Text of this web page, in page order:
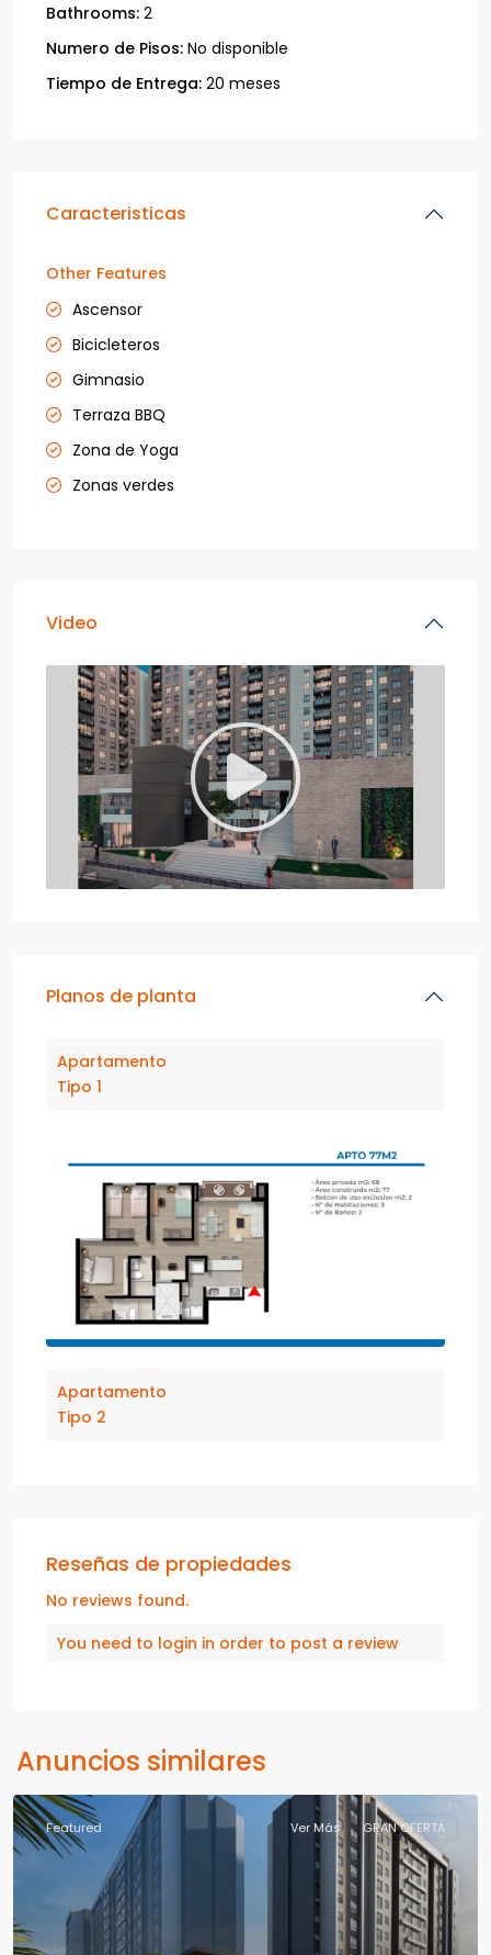
Bathrooms: 2
Numero de Pisos: No disponible
Tiempo de Entrega: 20 meses
Caracteristicas
Other Features
Ascensor
Bicicleteros
Gimnasio
Terraza BBQ
Zona de Yoga
Zonas verdes
Video
Planos de planta
Apartamento
Tipo 1
Apartamento
Tipo 2
Reseñas de propiedades
No reviews found.
You need to login in order to post a review
Anuncios similares
Featured Ver Más GRAN OFERTA